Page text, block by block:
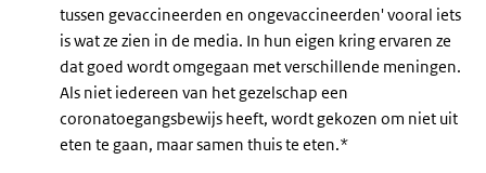
tussen gevaccineerden en ongevaccineerden' vooral iets
is wat ze zien in de media. In hun eigen kring ervaren ze
dat goed wordt omgegaan met verschillende meningen.
Als niet iedereen van het gezelschap een
coronatoegangsbewijs heeft, wordt gekozen om niet uit
eten te gaan, maar samen thuis te eten.*